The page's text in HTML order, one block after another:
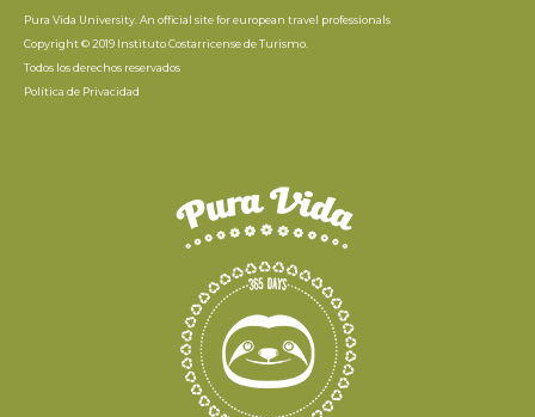
Pura Vida University. An official site for european travel professionals
Copyright © 2019 Instituto Costarricense de Turismo.
Todos los derechos reservados
Política de Privacidad